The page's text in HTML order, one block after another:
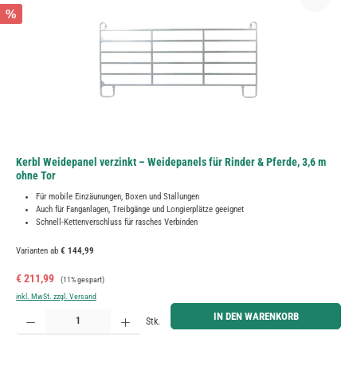
%
Kerbl Weidepanel verzinkt – Weidepanels für Rinder & Pferde, 3,6 m
ohne Tor
Für mobile Einzäunungen, Boxen und Stallungen
Auch für Fanganlagen, Treibgänge und Longierplätze geeignet
Schnell-Kettenverschluss für rasches Verbinden
Varianten ab € 144,99
Verkaufspreis:
€ 211,99 Regulärer Preis:
(11% gespart)
inkl. MwSt. zzgl. Versand
Produkt Anzahl: Gib den gewünschten Wert ein oder benutze die Schaltflächen um die Anzahl zu
Stk. IN DEN WARENKORB